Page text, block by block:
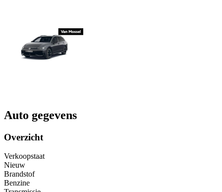
Auto gegevens
Overzicht
Verkoopstaat
Nieuw
Brandstof
Benzine